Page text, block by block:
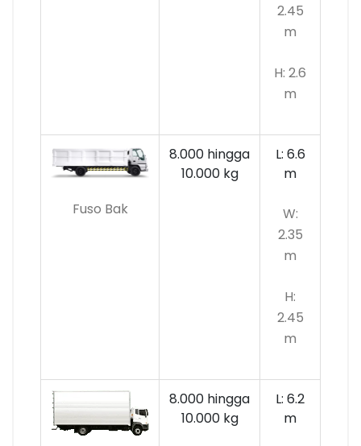
2.45
m
H: 2.6
m
Fuso Bak
8.000 hingga
10.000kg
L: 6.6
m
W:
2.35
m
H:
2.45
m
8.000 hingga
10.000 kg
L: 6.2
m